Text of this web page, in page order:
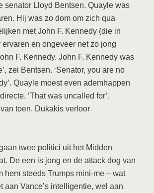
senator Lloyd Bentsen. Quayle was
Hij was zo dom om zich qua
met John F. Kennedy (die in
ervaren en ongeveer net zo jong
F. Kennedy. John F. Kennedy was
zei Bentsen. ‘Senator, you are no
Quayle moest even ademhappen
‘That was uncalled for’,
toen. Dukakis verloor
twee politici uit het Midden
De een is jong en de attack dog van
hem steeds Trumps mini-me – wat
aan Vance’s intelligentie, wel aan